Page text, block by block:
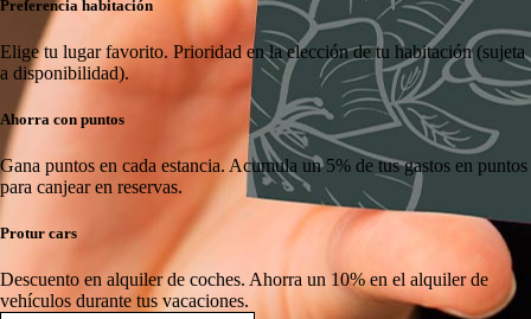
Preferencia habitación
Elige tu lugar favorito. Prioridad en la elección de tu habitación (sujeta
a disponibilidad).
Ahorra con puntos
Gana puntos en cada estancia. Acumula un 5% de tus gastos en puntos
para canjear en reservas.
Protur cars
Descuento en alquiler de coches. Ahorra un 10% en el alquiler de
vehículos durante tus vacaciones.